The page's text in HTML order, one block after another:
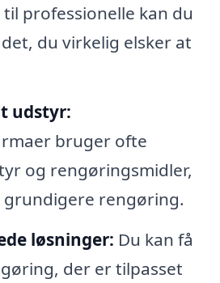
professionelle kan du
du virkelig elsker at
udstyr:
bruger ofte
og rengøringsmidler,
grundigere rengøring.
løsninger: Du kan få
der er tilpasset